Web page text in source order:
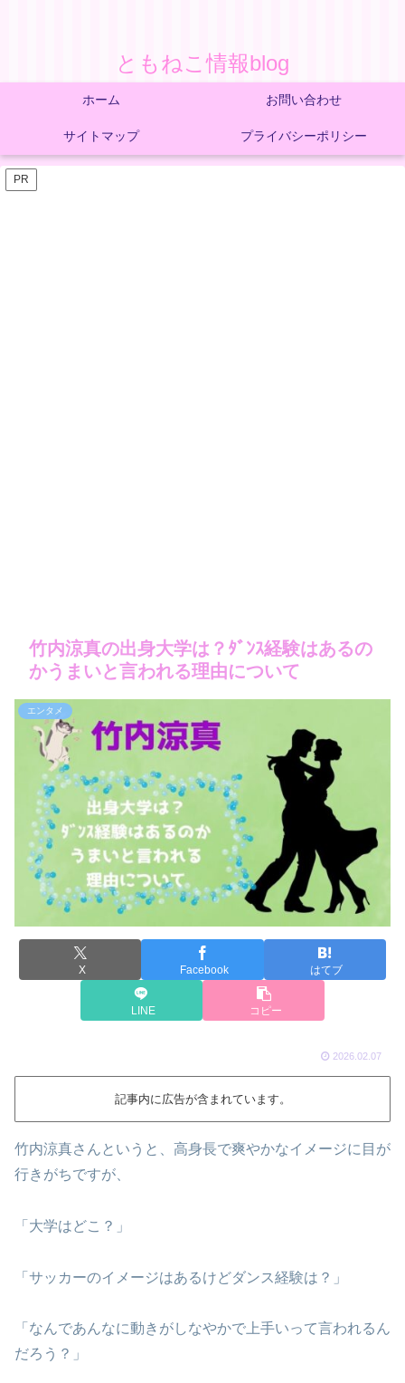
ともねこ情報blog
ホーム お問い合わせ
サイトマップ プライバシーポリシー
PR
竹内涼真の出身大学は？ﾀﾞﾝｽ経験はあるの
かうまいと言われる理由について
エンタメ
X Facebook はてブ
LINE コピー
2026.02.07
記事内に広告が含まれています。
竹内涼真さんというと、高身長で爽やかなイメージに目が
行きがちですが、
「大学はどこ？」
「サッカーのイメージはあるけどダンス経験は？」
「なんであんなに動きがしなやかで上手いって言われるん
だろう？」